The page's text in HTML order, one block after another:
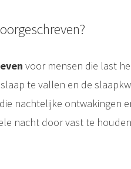
voor mensen die last
te vallen en de
nachtelijke ontwakingen
nacht door vast te